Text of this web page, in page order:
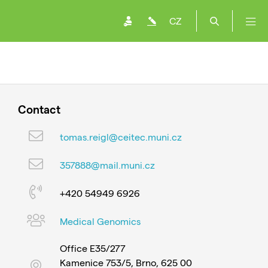
CZ
Contact
tomas.reigl@ceitec.muni.cz
357888@mail.muni.cz
+420 54949 6926
Medical Genomics
Office E35/277
Kamenice 753/5, Brno, 625 00